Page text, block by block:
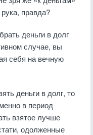
правда?
деньги в долг
случае, вы
себя на вечную
деньги в долг, то
в период
взятое лучше
одолженные